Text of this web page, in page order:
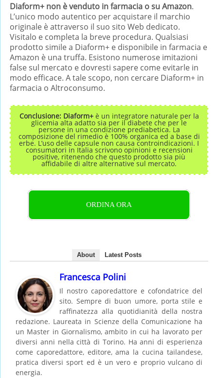
Diaform+ non è venduto in farmacia o su Amazon.
L’unico modo autentico per acquistare il marchio
originale è attraverso il suo sito Web dedicato.
Visitalo e completa la breve procedura. Qualsiasi
prodotto simile a Diaform+ e disponibile in farmacia e
Amazon è una truffa. Esistono numerose imitazioni
false sul mercato e dovresti sapere come evitarle in
modo efficace. A tale scopo, non cercare Diaform+ in
farmacia o Altroconsumo.
Conclusione: Diaform+è un integratore naturale per la
glicemia alta adatto sia per il diabete che per le
persone in una condizione prediabetica. La
composizione del rimedio è 100% organica ed a base di
erbe. L’uso delle capsule non causa controindicazioni. I
consumatori in Italia scrivono opinioni e recensioni
positive, ritenendo che questo prodotto sia più
affidabile di altre alternative sul mercato.
ORDINA ORA
About Latest Posts
Francesca Polini
Il nostro caporedattore e cofondatrice del
sito. Sempre di buon umore, porta stile e
raffinatezza alla quotidianità della nostra
redazione. Laureata in Scienze della Comunicazione ha
un Master in Giornalismo, ambito in cui ha lavorato per
diversi anni nella città di Torino. Ha anni di esperienza
come caporedattore, editore, ama la cucina tailandese,
pratica diversi sport ed è un vero e proprio vulcano di
energia.